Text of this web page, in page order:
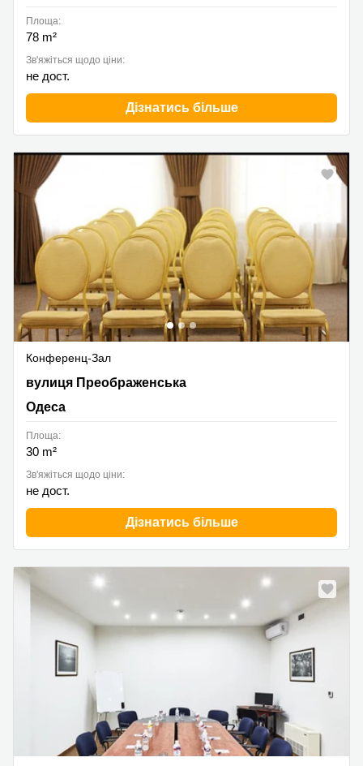
Площа:
78 m²
Зв'яжіться щодо ціни:
не дост.
Дізнатись більше
Конференц-Зал
вулиця Преображенська 40, Одеса
вулиця Преображенська
Одеса
Площа:
30 m²
Зв'яжіться щодо ціни:
не дост.
Дізнатись більше